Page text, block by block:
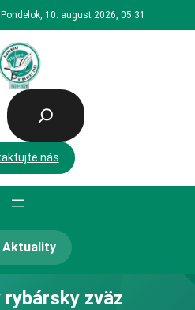
Pondelok, 10. august 2026, 05:31
nás
Aktuality
rybársky zväz